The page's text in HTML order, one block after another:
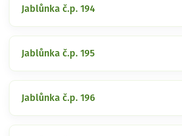
Jablůnka č.p. 194
Jablůnka č.p. 195
Jablůnka č.p. 196